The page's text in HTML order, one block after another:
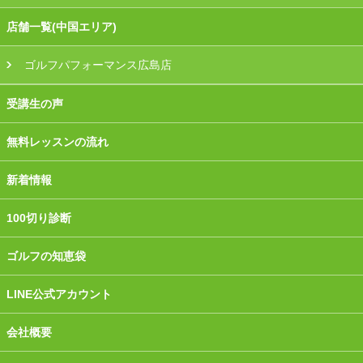
店舗一覧(中国エリア)
ゴルフパフォーマンス広島店
受講生の声
無料レッスンの流れ
新着情報
100切り診断
ゴルフの知恵袋
LINE公式アカウント
会社概要